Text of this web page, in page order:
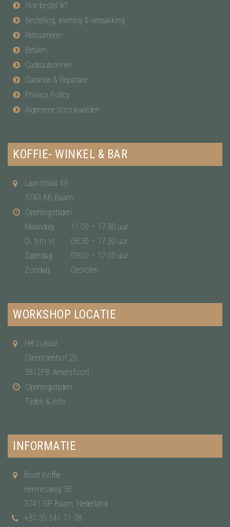
Hoe bestel ik?
Bestelling, levering & verpakking
Retourneren
Betalen
Cadeaubonnen
Garantie & Reparatie
Privacy Policy
Algemene Voorwaarden
KOFFIE- WINKEL & BAR
Laanstraat 49
3743 BB Baarn
Openingstijden
Maandag
11.00 – 17.30 uur
Di. t/m Vr.
08.30 – 17.30 uur
Zaterdag
09.00 – 17.00 uur
Zondag
Gesloten
WORKSHOP LOCATIE
Het Lokaal
Oliemolenhof 20
3812PB Amersfoort
Openingstijden
Tijden & info
INFORMATIE
Boot Koffie
Hermesweg 38
3741 GP Baarn, Nederland
+31 35 541 71 78